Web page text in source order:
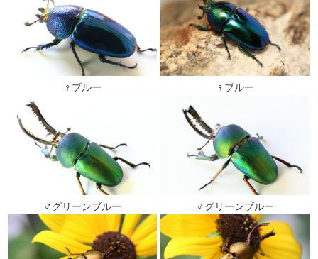
♀ブルー
♂グリーンブルー
♀ブルー
♂グリーンブルー